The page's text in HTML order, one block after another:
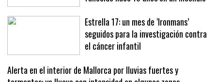
homenaje a Álex Ribas, un compañero
fallecido hace 16 años en un incendio
Estrella 17: un mes de ‘Ironmans’
seguidos para la investigación contra
el cáncer infantil